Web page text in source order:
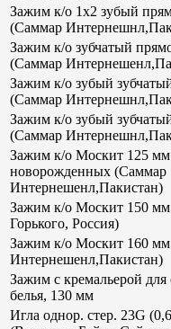
Зажим к/о 1х2 зубый
(Саммар
Зажим к/о зубчатый
(Саммар
Зажим к/о зубый
(Саммар
Зажим к/о зубый
(Саммар
Зажим к/о Москит 125
новорожденных (Саммар
Интернешенл,Пакистан)
Зажим к/о Москит 150
Горького, Россия)
Зажим к/о Москит 160
Интернешенл,Пакистан)
Зажим с кремальерой
белья, 130 мм
Игла однор. стер. 23G